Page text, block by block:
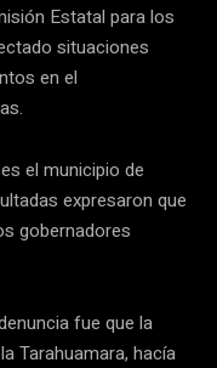
Estatal para los
situaciones
en el
el municipio de
expresaron que
gobernadores
fue que la
Tarahuamara, hacía